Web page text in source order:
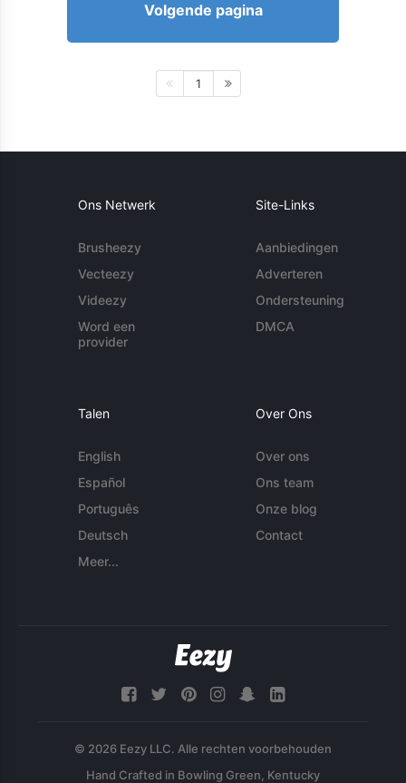
Volgende pagina
1
Ons Netwerk
Brusheezy
Vecteezy
Videezy
Word een
provider
Site-Links
Aanbiedingen
Adverteren
Ondersteuning
DMCA
Talen
English
Español
Português
Deutsch
Meer...
Over Ons
Over ons
Ons team
Onze blog
Contact
© 2026 Eezy LLC. Alle rechten voorbehouden